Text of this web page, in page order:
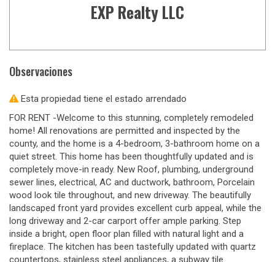
EXP Realty LLC
Observaciones
Esta propiedad tiene el estado arrendado
FOR RENT -Welcome to this stunning, completely remodeled
home! All renovations are permitted and inspected by the
county, and the home is a 4-bedroom, 3-bathroom home on a
quiet street. This home has been thoughtfully updated and is
completely move-in ready. New Roof, plumbing, underground
sewer lines, electrical, AC and ductwork, bathroom, Porcelain
wood look tile throughout, and new driveway. The beautifully
landscaped front yard provides excellent curb appeal, while the
long driveway and 2-car carport offer ample parking. Step
inside a bright, open floor plan filled with natural light and a
fireplace. The kitchen has been tastefully updated with quartz
countertops, stainless steel appliances, a subway tile